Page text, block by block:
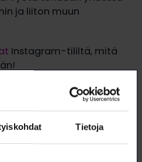
Tietoja
ja liiton muun
Instagram-tililtä, mitä
TikTok -kanavalla.